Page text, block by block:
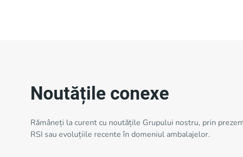
Noutățile conexe
Rămâneți la curent cu noutățile Grupului nostru, prin
RSI sau evoluțiile recente în domeniul ambalajelor.